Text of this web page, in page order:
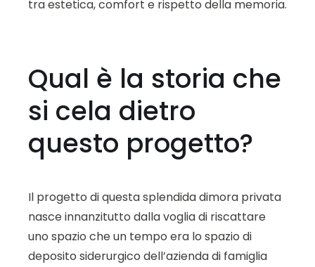
tra estetica, comfort e rispetto della memoria.
Qual è la storia che
si cela dietro
questo progetto?
Il progetto di questa splendida dimora privata
nasce innanzitutto dalla voglia di riscattare
uno spazio che un tempo era lo spazio di
deposito siderurgico dell’azienda di famiglia